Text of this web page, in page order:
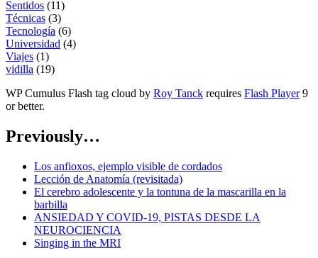
Sentidos (11)
Técnicas (3)
Tecnología (6)
Universidad (4)
Viajes (1)
vidilla (19)
WP Cumulus Flash tag cloud by Roy Tanck requires Flash Player9
or better.
Previously…
Los anfioxos, ejemplo visible de cordados
Lección de Anatomía (revisitada)
El cerebro adolescente y la tontuna de la mascarilla en la
barbilla
ANSIEDAD Y COVID-19, PISTAS DESDE LA
NEUROCIENCIA
Singing in the MRI